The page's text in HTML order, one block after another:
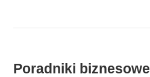
Poradniki biznesowe